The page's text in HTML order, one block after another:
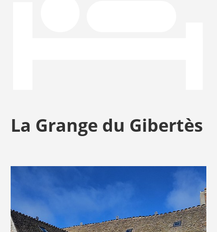
La Grange du Gibertès